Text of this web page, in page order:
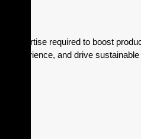
Expertise required to boost
experience, and drive